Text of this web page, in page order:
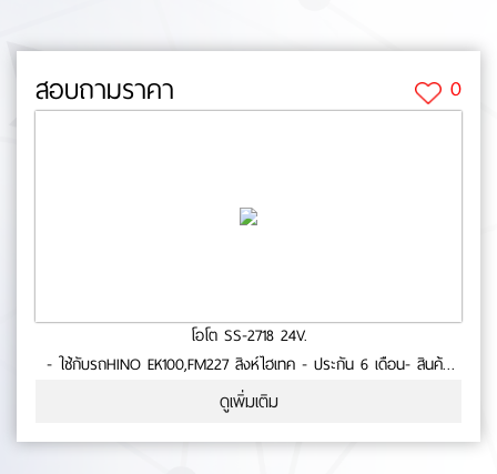
สอบถามราคา 0
โอโต SS-2718 24V.
- ใช้กับรถHINO EK100,FM227 สิงห์ไฮเทค - ประกัน 6 เดือน- สินค้า
คุณภาพ No.0-73-30
ดูเพิ่มเติม